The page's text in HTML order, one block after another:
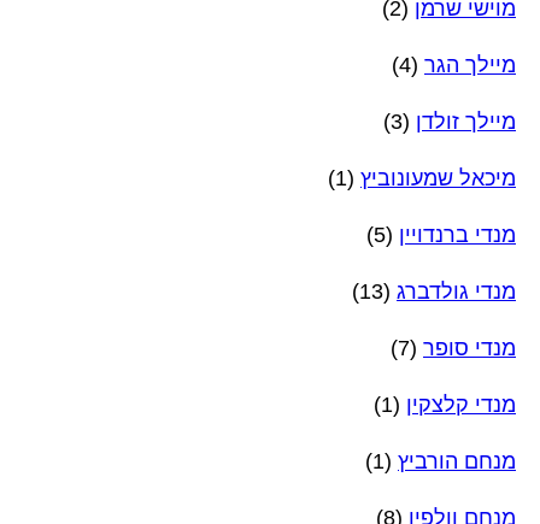
מוישי שרמן (2)
מיילך הגר (4)
מיילך זולדן (3)
מיכאל שמעונוביץ (1)
מנדי ברנדויין (5)
מנדי גולדברג (13)
מנדי סופר (7)
מנדי קלצקין (1)
מנחם הורביץ (1)
מנחם וולפין (8)